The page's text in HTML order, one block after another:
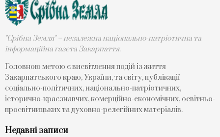
"Срібна Земля" – незалежна національно-патріотична та
інформаційна газета Закарпаття.
Головною метою є висвітлення подій із життя
Закарпатського краю, України, та світу, публікації
соціально-політичних, національно-патріотичних,
історично-краєзнавчих, комерційно-економічних, освітньо-
просвітницьких та духовно-релегійних матеріалів.
Недавні записи